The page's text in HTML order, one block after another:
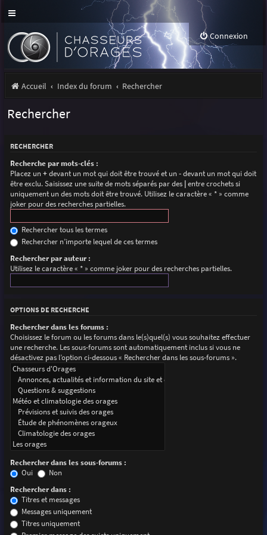
Connexion
Accueil Index du forum Rechercher
Rechercher
RECHERCHER
Recherche par mots-clés :
Placez un+devant un mot qui doit être trouvé et un-devant un mot qui doit
être exclu. Saisissez une suite de mots séparés par des |entre crochets si
uniquement un des mots doit être trouvé. Utilisez le caractère « * » comme
joker pour des recherches partielles.
Rechercher tous les termes
Rechercher n’importe lequel de ces termes
Rechercher par auteur :
Utilisez le caractère « * » comme joker pour des recherches partielles.
OPTIONS DE RECHERCHE
Rechercher dans les forums :
Choisissez le forum ou les forums dans le(s)quel(s) vous souhaitez effectuer
une recherche. Les sous-forums sont automatiquement inclus si vous ne
désactivez pas l’option ci-dessous « Rechercher dans les sous-forums ».
Rechercher dans les sous-forums :
Oui
Non
Rechercher dans :
Titres et messages
Messages uniquement
Titres uniquement